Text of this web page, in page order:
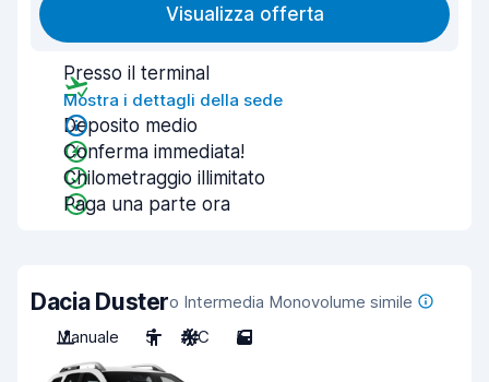
Visualizza offerta
Presso il terminal
Mostra i dettagli della sede
Deposito medio
Conferma immediata!
Chilometraggio illimitato
Paga una parte ora
Dacia Dustero Intermedia Monovolume simile
Manuale
5 A/C 5